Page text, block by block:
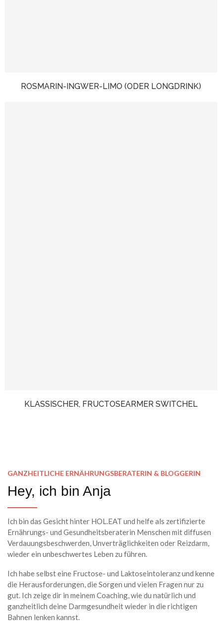
ROSMARIN-INGWER-LIMO (ODER LONGDRINK)
KLASSISCHER, FRUCTOSEARMER SWITCHEL
GANZHEITLICHE ERNÄHRUNGSBERATERIN & BLOGGERIN
Hey, ich bin Anja
Ich bin das Gesicht hinter HOL.EAT und helfe als zertifizierte
Ernährungs- und Gesundheitsberaterin Menschen mit diffusen
Verdauungsbeschwerden, Unverträglichkeiten oder Reizdarm,
wieder ein unbeschwertes Leben zu führen.
Ich habe selbst eine Fructose- und Laktoseintoleranz und kenne
die Herausforderungen, die Sorgen und vielen Fragen nur zu
gut. Ich zeige dir in meinem Coaching, wie du natürlich und
ganzheitlich deine Darmgesundheit wieder in die richtigen
Bahnen lenken kannst.